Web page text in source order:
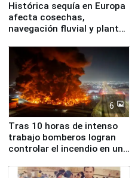
Histórica sequía en Europa
afecta cosechas,
navegación fluvial y plantas
6
Tras 10 horas de intenso
trabajo bomberos logran
controlar el incendio en una
de Chile